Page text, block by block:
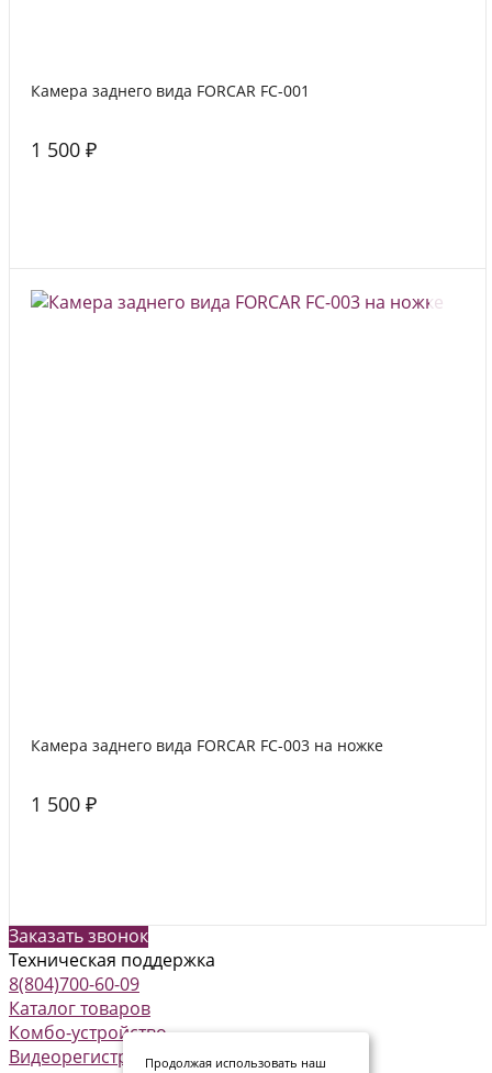
Камера заднего вида FORCAR FC-001
1 500 ₽
Камера заднего вида FORCAR FC-003 на ножке
1 500 ₽
Заказать звонок
Техническая поддержка
8(804)700-60-09
Каталог товаров
Комбо-устройство
ВидеорегистраторыПродолжая использовать наш